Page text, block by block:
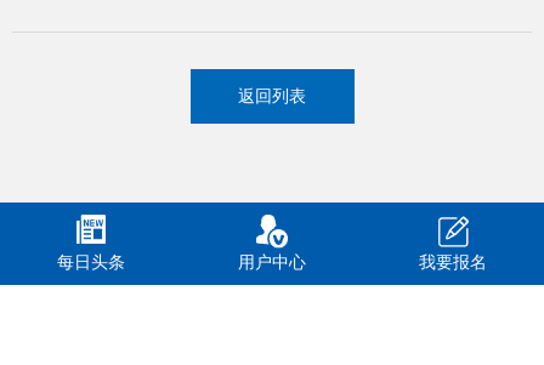
返回列表
每日头条 用户中心 我要报名